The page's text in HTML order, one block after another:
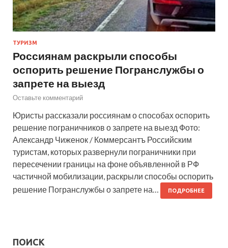
ТУРИЗМ
Россиянам раскрыли способы
оспорить решение Погранслужбы о
запрете на выезд
Оставьте комментарий
Юристы рассказали россиянам о способах оспорить
решение пограничников о запрете на выезд Фото:
Александр Чиженок / Коммерсантъ Российским
туристам, которых развернули пограничники при
пересечении границы на фоне объявленной в РФ
частичной мобилизации, раскрыли способы оспорить
решение Погранслужбы о запрете на…
ПОДРОБНЕЕ
ПОИСК